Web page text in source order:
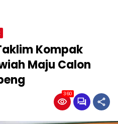
Kompak
Maju Calon
360